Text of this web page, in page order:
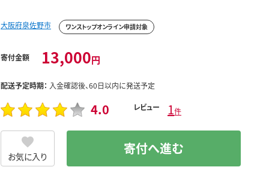
大阪府泉佐野市 ワンストップオンライン申請対象
寄付金額 13,000円
配送予定時期： 入金確認後、60日以内に発送予定
4.0 レビュー 1件
お気に入り 寄付へ進む